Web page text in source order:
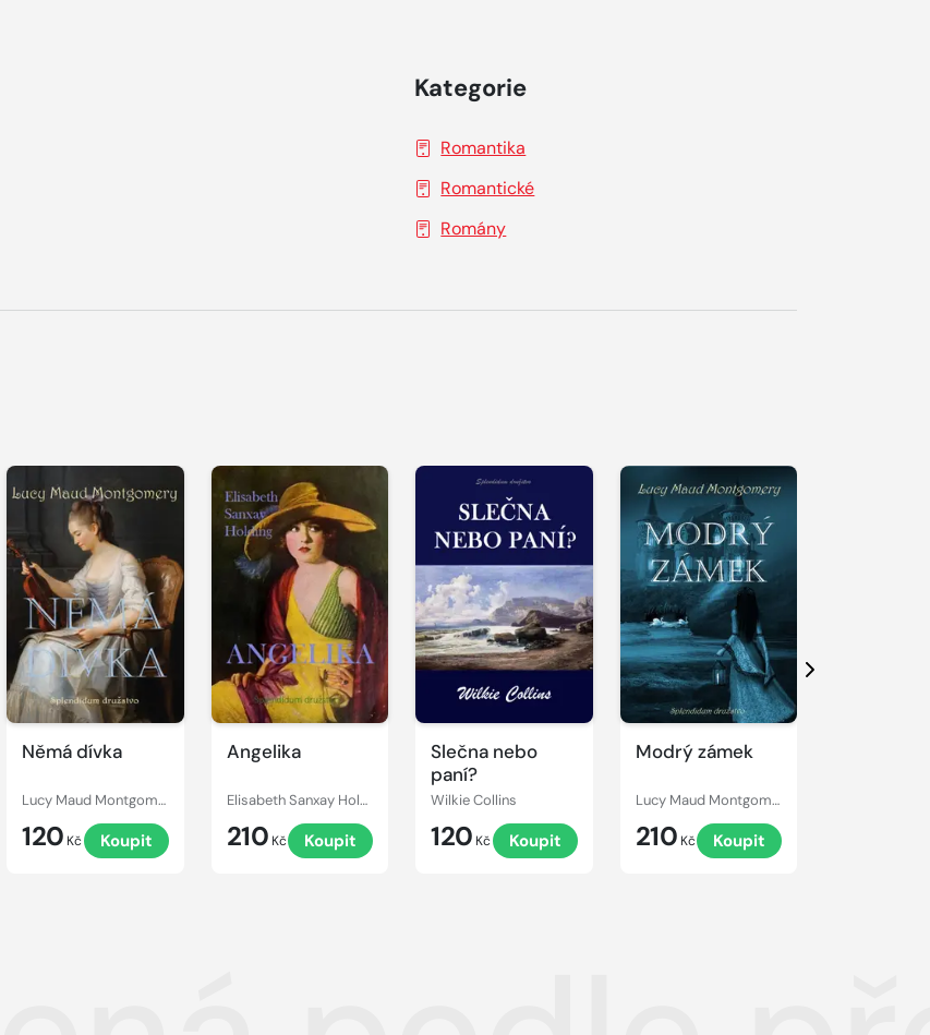
Kategorie
Romantika
Romantické
Romány
Němá dívka
Lucy Maud Montgomery
120 Kč Koupit
Angelika
Elisabeth Sanxay Holding
210 Kč Koupit
Slečna nebo
paní?
Wilkie Collins
120 Kč Koupit
Modrý zámek
Lucy Maud Montgomery
210 Kč Koupit
Další